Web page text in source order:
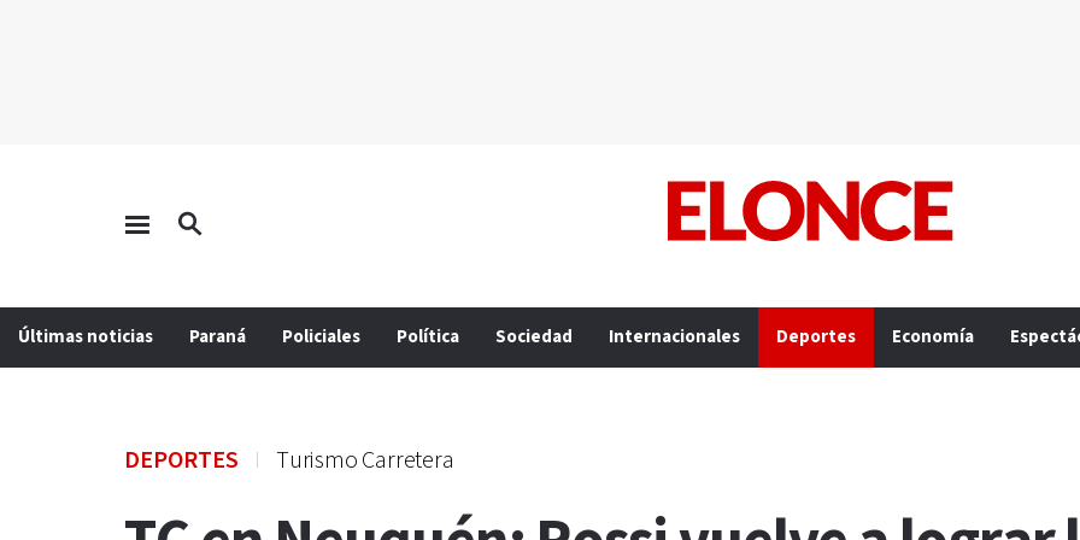
Últimas noticias Paraná Policiales Política Sociedad Internacionales Deportes Economía
DEPORTES Turismo Carretera